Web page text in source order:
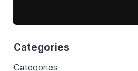
Categories
Categories